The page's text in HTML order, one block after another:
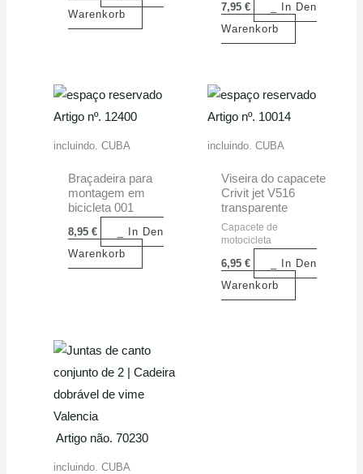
Warenkorb
7,95€
_ In Den
Warenkorb
Artigo nº. 12400
incluindo. CUBA
Braçadeira para
montagem em
bicicleta 001
8,95 €
_ In Den
Warenkorb
Artigo nº. 10014
incluindo. CUBA
Viseira do capacete
Crivit jet V516
transparente
Capacete de
motocicleta
6,95€
_ In Den
Warenkorb
Artigo não. 70230
incluindo. CUBA